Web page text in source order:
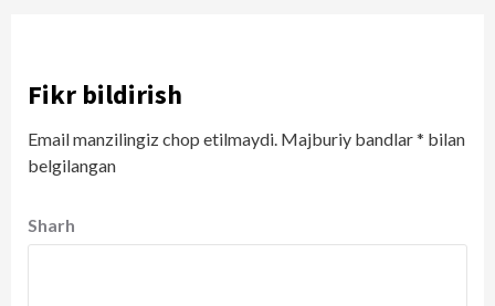
Fikr bildirish
Email manzilingiz chop etilmaydi. Majburiy bandlar* bilan
belgilangan
Sharh